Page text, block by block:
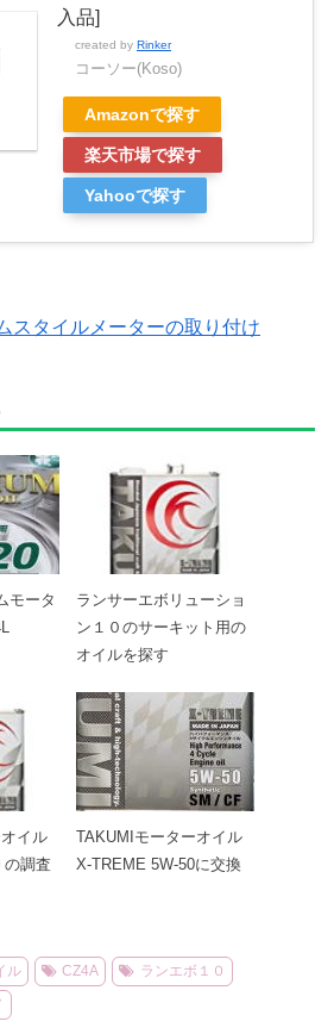
入品]
created by Rinker
コーソー(Koso)
Amazonで探す
楽天市場で探す
Yahooで探す
スタイルメーターの取り付け
モータ
ランサーエボリューショ
ン１０のサーキット用の
オイルを探す
イル
の調査
TAKUMIモーターオイル
X-TREME 5W-50に交換
ル CZ4A
ランエボ１０